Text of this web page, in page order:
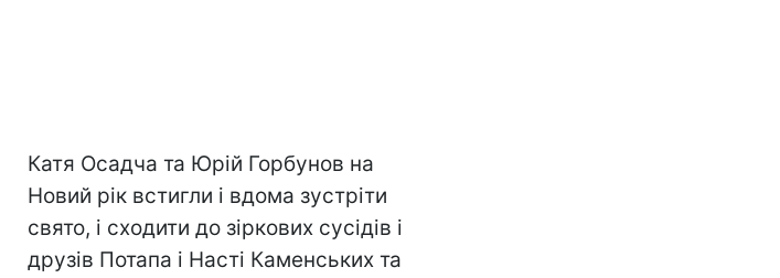
Катя Осадча та Юрій Горбунов на
Новий рік встигли і вдома зустріти
свято, і сходити до зіркових сусідів і
друзів Потапа і Насті Каменських та